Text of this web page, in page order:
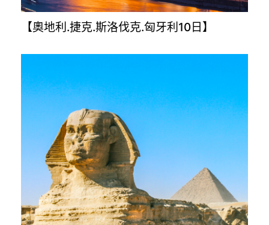
【奧地利.捷克.斯洛伐克.匈牙利10日】